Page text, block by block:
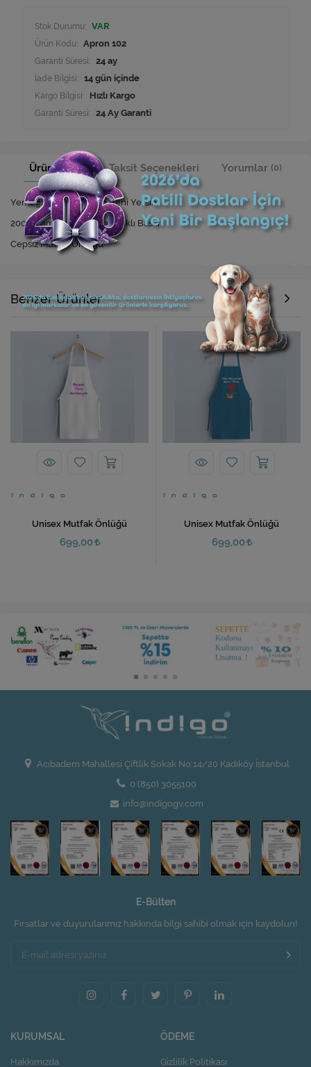
Stok Durumu: VAR
Ürün Kodu: Apron 102
Garanti Süresi: 24 ay
İade Bilgisi:
Kargo Bilgisi: Hızlı Kargo
Garanti Süresi: 24 Ay Garanti
Ürün Bilgisi Taksit Seçenekleri Yorumlar (0)
Yemeği Beğenmezsen Beni Yersin
200 Yıkamaya Kadar Dayanıklı Baskı
Cepsiz Mutfak Önlüğü
Benzer Ürünler
Unisex Mutfak Önlüğü
699,00
Unisex Mutfak Önlüğü
699,00
Acıbadem Mahallesi Çiftlik Sokak No:14/20 Kadıköy İstanbul
0 (850) 3055100
info@indigogv.com
E-Bülten
Fırsatlar ve duyurularımız hakkında bilgi sahibi olmak için kaydolun!
KURUMSAL
Hakkımızda
ÖDEME
Gizlilik Politikası